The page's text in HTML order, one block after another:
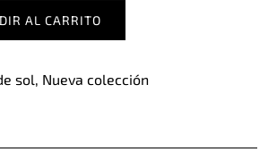
AL CARRITO
sol, Nueva colección